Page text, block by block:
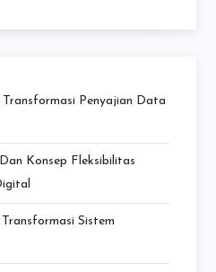
Penyajian Data
Konsep Fleksibilitas
Sistem